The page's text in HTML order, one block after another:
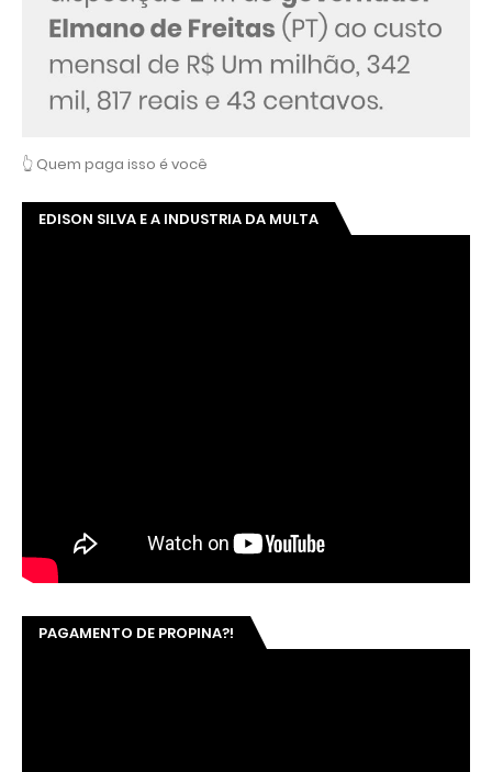
👆 Quem paga isso é você
EDISON SILVA E A INDUSTRIA DA MULTA
PAGAMENTO DE PROPINA?!